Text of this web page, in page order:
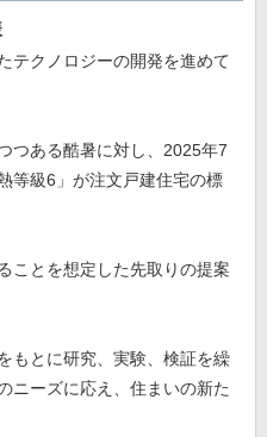
テクノロジーの開発を進めて
つある酷暑に対し、2025年7
等級6」が注文戸建住宅の標
ことを想定した先取りの提案
もとに研究、実験、検証を繰
ニーズに応え、住まいの新た